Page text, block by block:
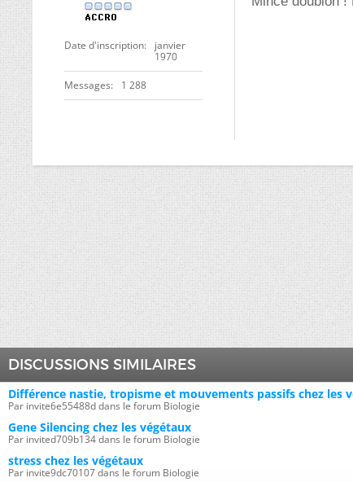
Date d'inscription
janvier
1970
Messages 1 288
DISCUSSIONS SIMILAIRES
Différence nastie, tropisme et mouvements passifs chez les
Par invite6e55488d dans le forum Biologie
Gene Silencing chez les végétaux
Par invited709b134 dans le forum Biologie
stress chez les végétaux
Par invite9dc70107 dans le forum Biologie